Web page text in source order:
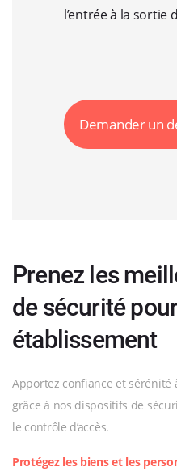
l’entrée à la sortie
Demander un
Prenez les
de sécurité
établissement
Apportez confiance et sérénité
grâce à nos dispositifs de
le contrôle d’accès.
Protégez les biens et les